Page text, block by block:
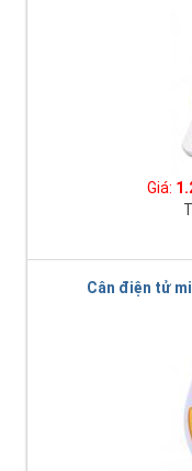
Giá:
Cân điện tử